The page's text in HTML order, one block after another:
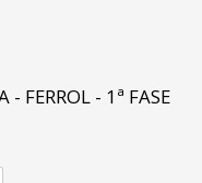
FERROL - 1ª FASE